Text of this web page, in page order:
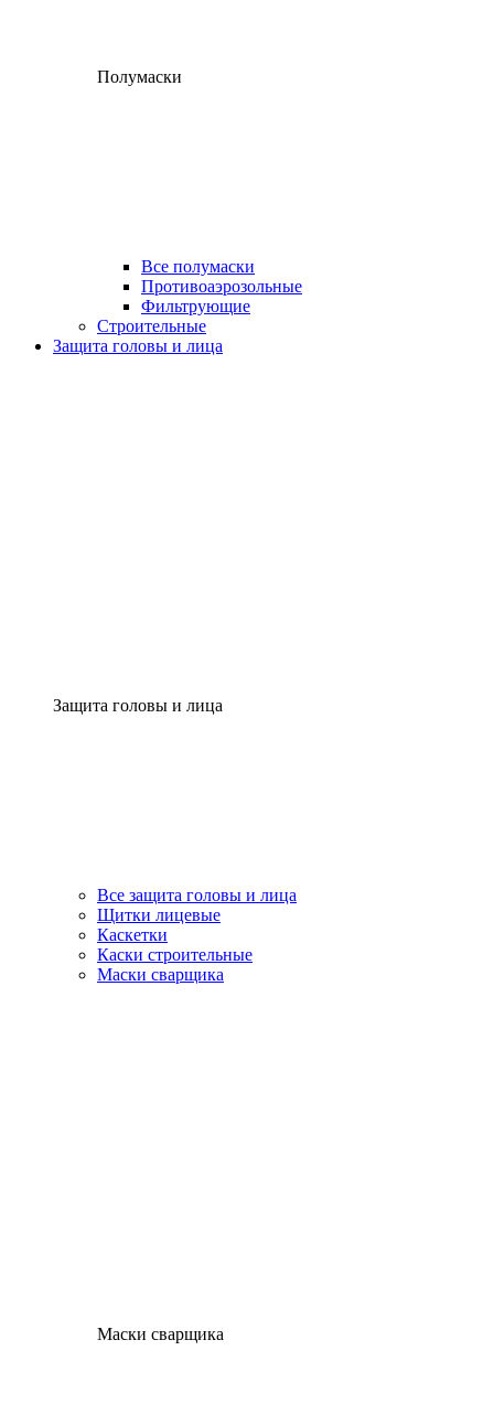
Полумаски
Все полумаски
Противоаэрозольные
Фильтрующие
Строительные
Защита головы и лица
Защита головы и лица
Все защита головы и лица
Щитки лицевые
Каскетки
Каски строительные
Маски сварщика
Маски сварщика